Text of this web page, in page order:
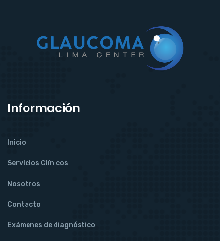
Información
Inicio
Servicios Clínicos
Nosotros
Contacto
Exámenes de diagnóstico